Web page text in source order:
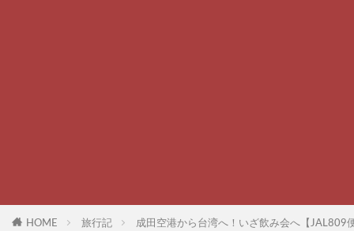
HOME 旅行記 成田空港から台湾へ！いざ飲み会へ【JAL809